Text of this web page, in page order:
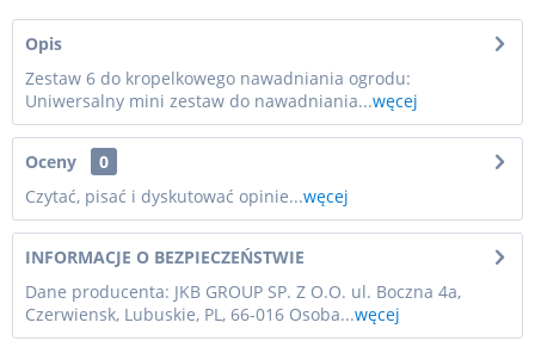
Opis
Zestaw 6 do kropelkowego nawadniania ogrodu:
Uniwersalny mini zestaw do nawadniania...węcej
Oceny
0
Czytać, pisać i dyskutować opinie...węcej
INFORMACJE O BEZPIECZEŃSTWIE
Dane producenta: JKB GROUP SP. Z O.O. ul. Boczna 4a,
Czerwiensk, Lubuskie, PL, 66-016 Osoba...węcej